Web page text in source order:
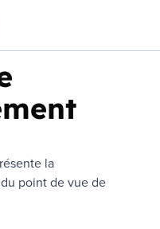
la
point de vue de